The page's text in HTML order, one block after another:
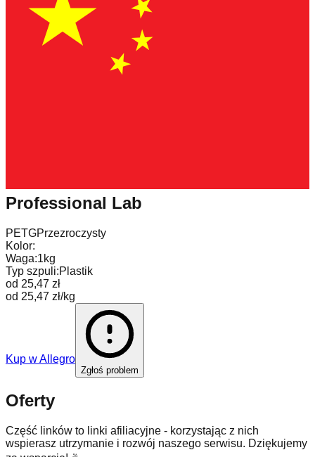
Professional Lab
PETGPrzezroczysty
Kolor:
Waga:1kg
Typ szpuli:Plastik
od 25,47 zł
od 25,47 zł/kg
Kup wAllegro
Zgłoś problem
Oferty
Część linków to linki afiliacyjne - korzystając z nich
wspierasz utrzymanie i rozwój naszego serwisu. Dziękujemy